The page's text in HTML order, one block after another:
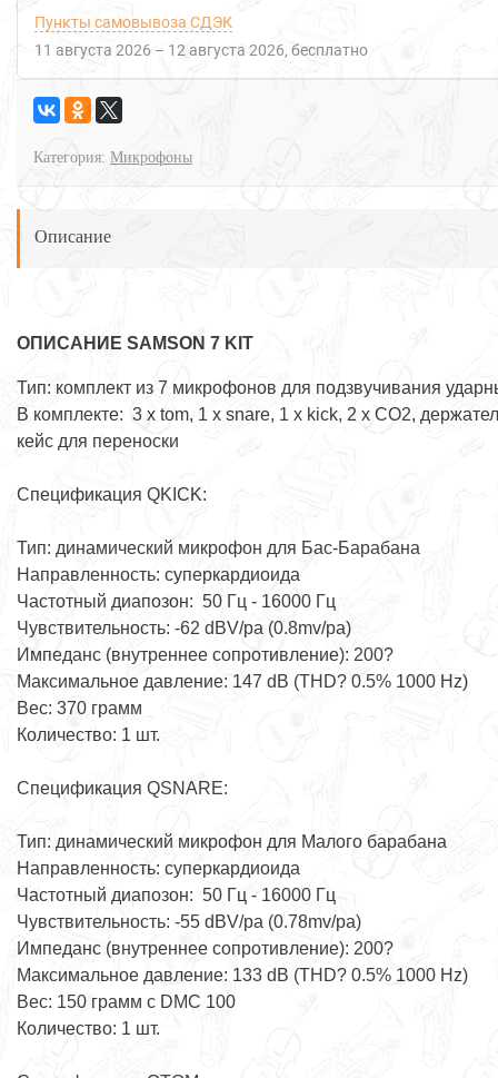
Пункты самовывоза СДЭК
11 августа 2026 – 12 августа 2026 Бесплатно
Категория: Микрофоны
Описание
ОПИСАНИЕ SAMSON 7 KIT
Тип: комплект из 7 микрофонов для подзвучивания
В комплекте: 3 х tom, 1 х snare, 1 х kick, 2 х CO2,
кейс для переноски
Спецификация QKICK:
Тип: динамический микрофон для Бас-Барабана
Направленность: суперкардиоида
Частотный диапозон: 50 Гц - 16000 Гц
Чувствительность: -62 dBV/pa (0.8mv/pa)
Импеданс (внутреннее сопротивление): 200?
Максимальное давление: 147 dB (THD? 0.5% 1000 Hz)
Вес: 370 грамм
Количество: 1 шт.
Спецификация QSNARE:
Тип: динамический микрофон для Малого барабана
Направленность: суперкардиоида
Частотный диапозон: 50 Гц - 16000 Гц
Чувствительность: -55 dBV/pa (0.78mv/pa)
Импеданс (внутреннее сопротивление): 200?
Максимальное давление: 133 dB (THD? 0.5% 1000 Hz)
Вес: 150 грамм с DMC 100
Количество: 1 шт.